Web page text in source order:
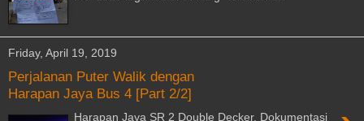
Friday, April 19, 2019
Perjalanan Puter Walik dengan
Harapan Jaya Bus 4 [Part 2/2]
Harapan Jaya SR 2 Double Decker. Dokumentasi